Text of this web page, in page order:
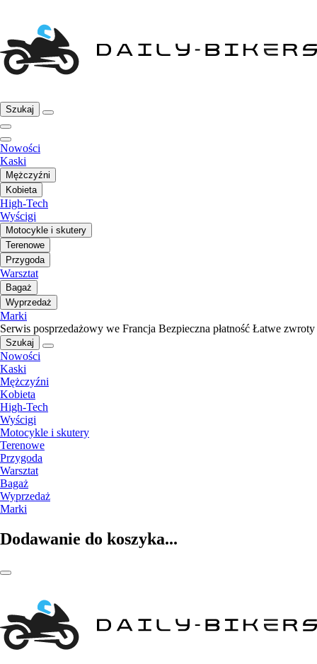
Szukaj
Nowości
Kaski
Mężczyźni
Kobieta
High-Tech
Wyścigi
Motocykle i skutery
Terenowe
Przygoda
Warsztat
Bagaż
Wyprzedaż
Marki
Serwis posprzedażowy we Francja Bezpieczna płatność Łatwe zwroty
Szukaj
Nowości
Kaski
Mężczyźni
Kobieta
High-Tech
Wyścigi
Motocykle i skutery
Terenowe
Przygoda
Warsztat
Bagaż
Wyprzedaż
Marki
Dodawanie do koszyka...